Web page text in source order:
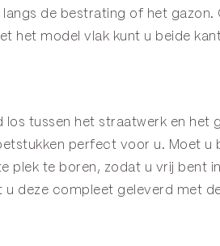
de bestrating of het
het model vlak kunt u beide
tussen het straatwerk en
perfect voor u. Moet u
plek te boren, zodat u vrij bent
u deze compleet geleverd met